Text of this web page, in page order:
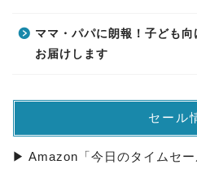
ママ・パパに朗報！子ども
お届けします
セール
▶ Amazon「今日のタイムセー